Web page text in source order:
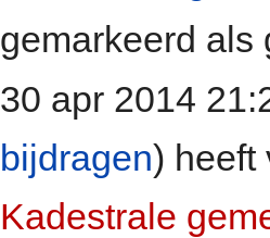
gemarkeerd als
30 apr 2014
bijdragen) heeft
Kadestrale